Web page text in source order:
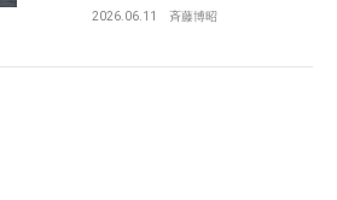
2026.06.11 斉藤博昭